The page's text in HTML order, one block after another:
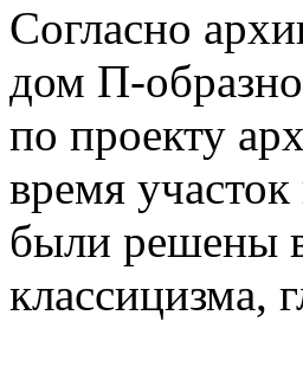
Согласно
дом П-
по проекту
время
были решены в
классицизма,